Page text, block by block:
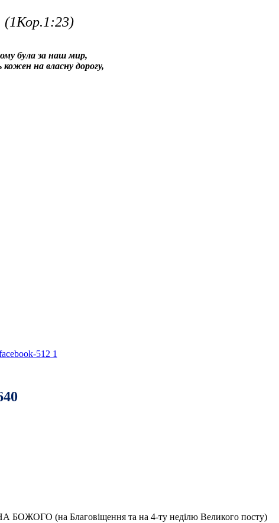
(1Кор.1:23)
була за наш мир,
на власну дорогу,
(на Благовіщення та на 4-ту неділю Великого посту)